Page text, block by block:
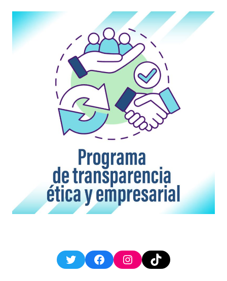
TwitterFacebookInstagram
TikTok